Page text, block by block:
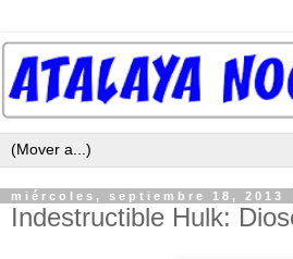
miércoles, septiembre 18, 2013
Indestructible Hulk: